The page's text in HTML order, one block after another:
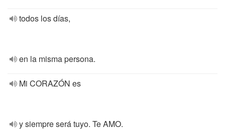
todos los días,
en la misma persona.
Mi CORAZÓN es
y siempre será tuyo. Te AMO.